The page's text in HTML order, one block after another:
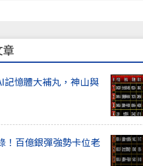
記憶體大補丸，神山與
！百億銀彈強勢卡位老